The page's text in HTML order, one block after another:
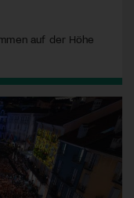
auf der Höhe